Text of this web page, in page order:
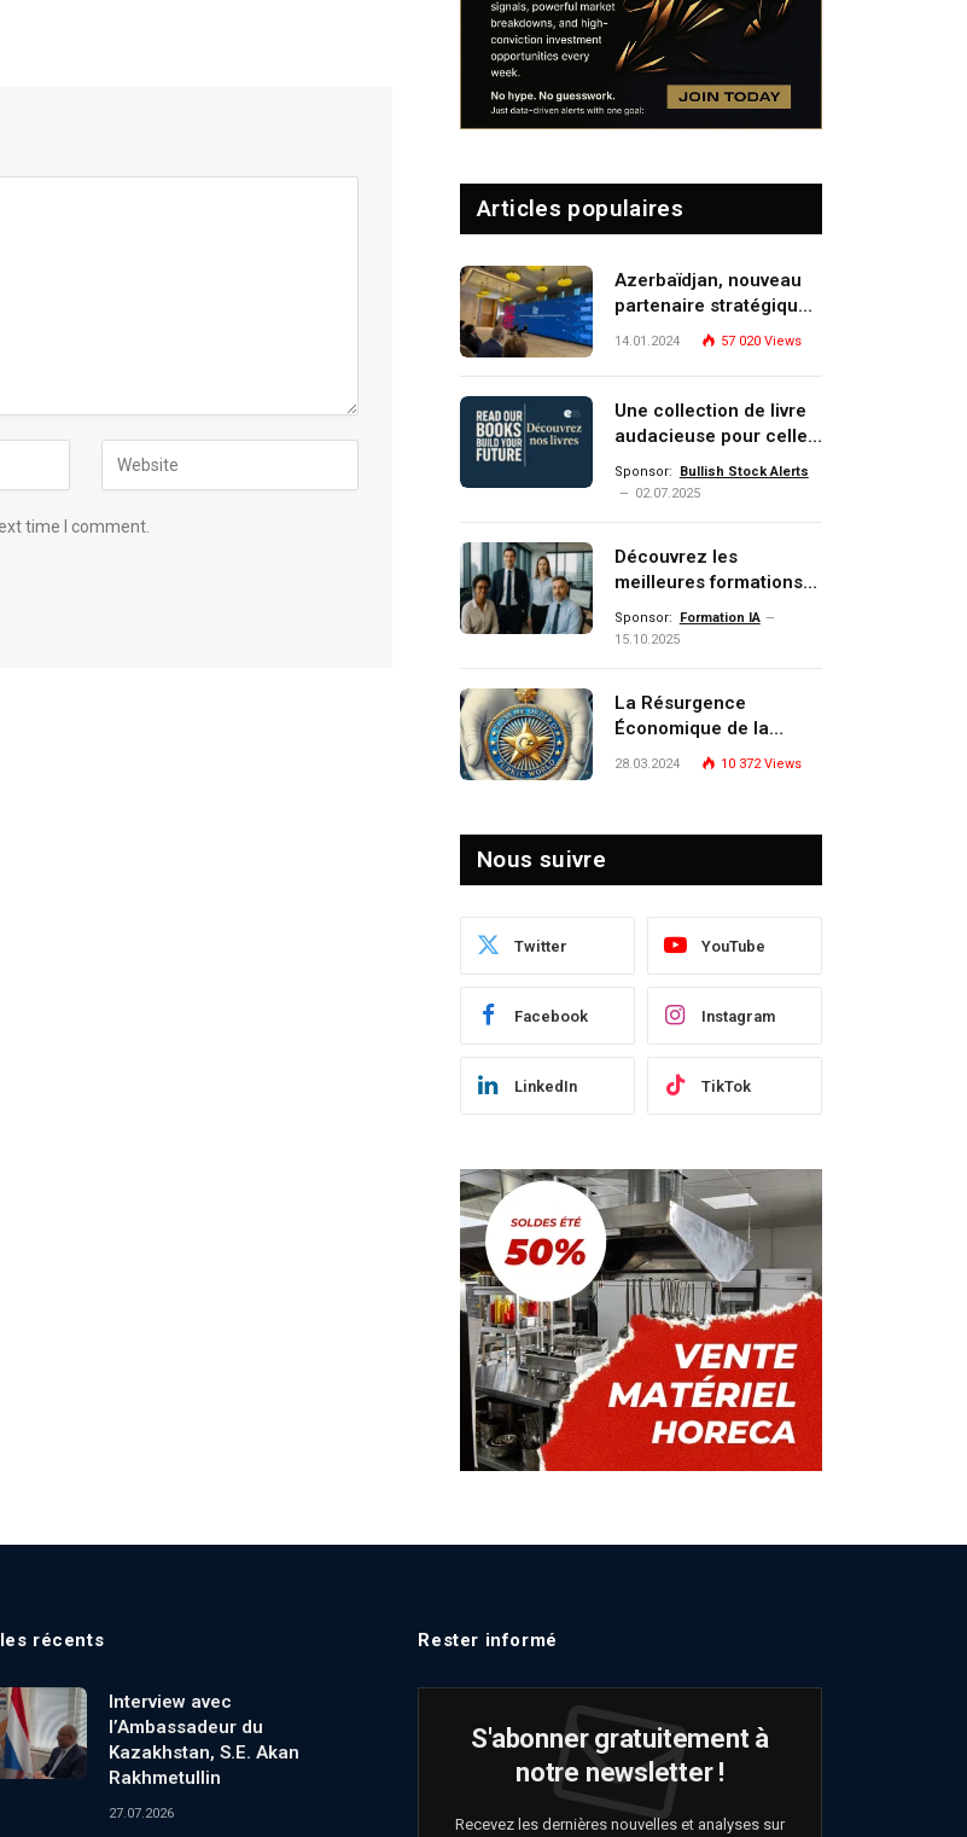
time I comment.
Articles populaires
Azerbaïdjan, nouveau
partenaire stratégique
de l’Union européenne
14.01.2024 57 020 Views
Une collection de livre
audacieuse pour celles
et ceux qui veulent
comprendre, investir et
Sponsor:
Bullish Stock Alerts
02.07.2025
Découvrez les
meilleures formations
Data, IA, automatisation
et investissement
écosystème d’experts
Sponsor:
Formation IA
15.10.2025
La Résurgence
Économique de la
Turquie : Naviguer dans
28.03.2024 10 372Views
Nous suivre
Twitter YouTube
Facebook Instagram
LinkedIn TikTok
récents
Interview avec
l’Ambassadeur du
Kazakhstan, S.E. Akan
Rakhmetullin
27.07.2026
Rester informé
S'abonner gratuitement à
notre newsletter !
Recevez les dernières nouvelles et analyses sur